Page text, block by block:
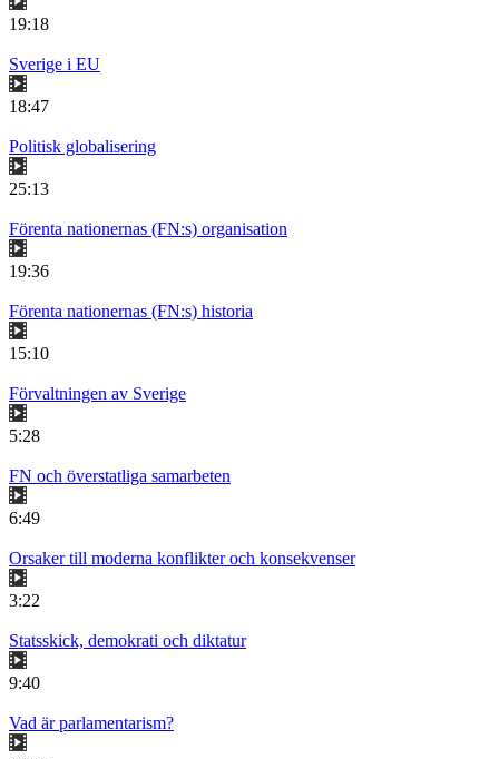
19:18
Sverige i EU
18:47
Politisk globalisering
25:13
Förenta nationernas (FN:s) organisation
19:36
Förenta nationernas (FN:s) historia
15:10
Förvaltningen av Sverige
5:28
FN och överstatliga samarbeten
6:49
Orsaker till moderna konflikter och konsekvenser
3:22
Statsskick, demokrati och diktatur
9:40
Vad är parlamentarism?